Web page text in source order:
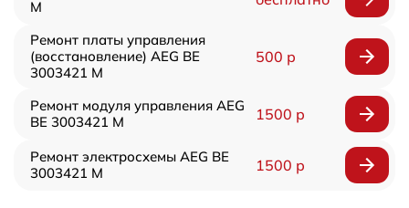
M
Ремонт платы управления
(восстановление) AEG BE
3003421 M
500 р
Ремонт модуля управления AEG
BE 3003421 M
1500 р
Ремонт электросхемы AEG BE
3003421 M
1500 р